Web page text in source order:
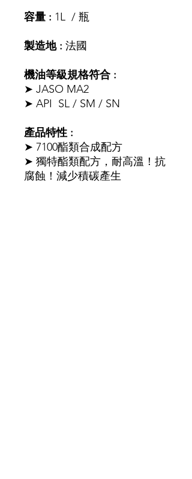
容量 : 1L / 瓶
製造地: 法國
機油等級規格符合 :
➤ JASO MA2
➤ API SL / SM / SN
產品特性 :
➤ 7100酯類合成配方
➤ 獨特酯類配方，耐高溫！抗
腐蝕！減少積碳產生